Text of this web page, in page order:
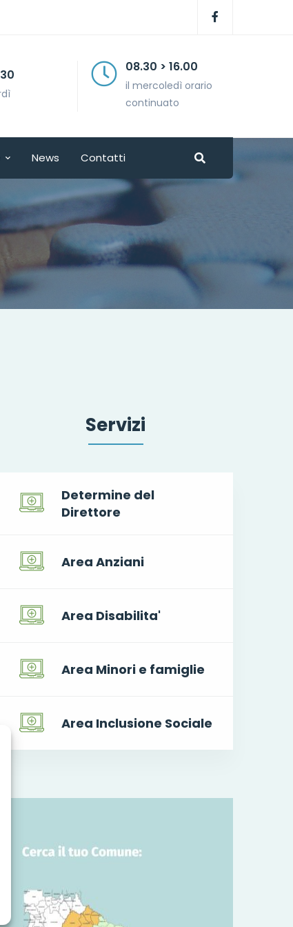
08.30 > 16.00
il mercoledì orario
continuato
News Contatti
Servizi
Determine del
Direttore
Area Anziani
Area Disabilita'
Area Minori e famiglie
Area Inclusione Sociale